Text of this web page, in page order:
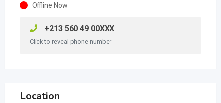
Offline Now
+213 560 49 00XXX
Click to reveal phone number
Location